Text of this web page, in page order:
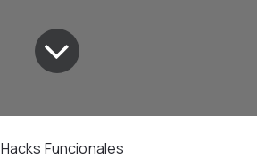
Hacks Funcionales